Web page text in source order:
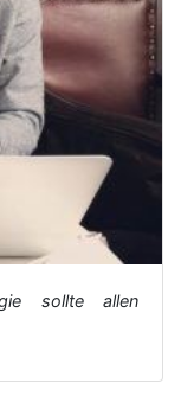
sollte allen